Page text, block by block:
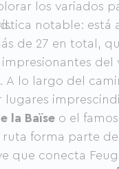
los variados
notable: está
de 27 en total,
del
A lo largo del
la Baïse o el
ruta forma parte
que conecta